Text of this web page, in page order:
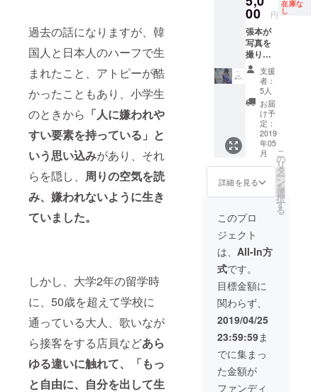
過去の話になりますが、韓
国人と日本人のハーフで生
まれたこと、アトピーが酷
かったこともあり、小学生
のときから 「人に嫌われや
すい要素を持っている」と
いう思い込みがあり、それ
らを隠し、 周りの空気を読
み、嫌われないように生き
ていました。
しかし、大学2年の留学時
に、50歳を超えて学校に
通っている大人、歌いなが
ら接客をする店員などあら
ゆる違いに触れて、「もっ
と自由に、自分を出して生
は別途
500円
（税
抜）か
かりま
す ※ 交
通費は
含まれ
ており
ません
※ ドリ
ンクチ
ケット
の該当
商品は
500円
でのも
ります
期限1年
（2019/
05/01 -
2020/04
/30） ※
交通費
は含ま
れてお
りませ
00 円
在庫な
し
張本が
写真を
撮りま
す！ ※
有効期
限1年
（2019/
05/01 -
2020/04
/30） ※
撮影1時
間半 ※
LINDA
周辺の
オスス
メス
ポッ
ト、
LINDA
内で撮
らせて
いただ
きま
す！ ※
交通費
は含ま
れてお
りませ
ん
支援
者：
5人
お届
け予
定：
2019
年05
月
詳細を見る
こ
の
リ
タ
ー
ン
を
選
択
す
る
このプロ
ジェクト
は、 All-In方
式です。
目標金額に
関わらず、
2019/04/25
23:59:59ま
でに集まっ
た金額が
ファンディ